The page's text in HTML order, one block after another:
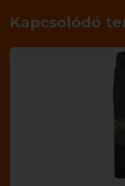
Kapcsolódó